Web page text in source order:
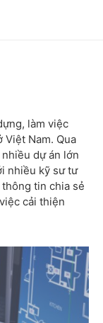
làm việc
Nam. Qua
dự án lớn
nhiều kỹ sư tư
tin chia sẻ
cải thiện